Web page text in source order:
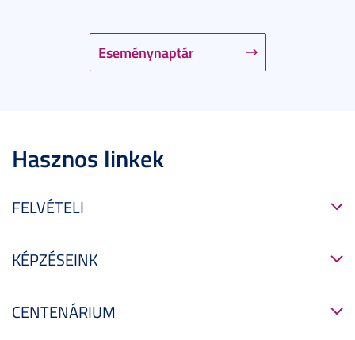
Eseménynaptár
Hasznos linkek
FELVÉTELI
KÉPZÉSEINK
CENTENÁRIUM